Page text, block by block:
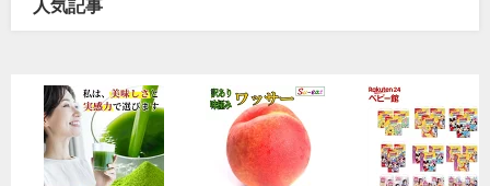
人気記事